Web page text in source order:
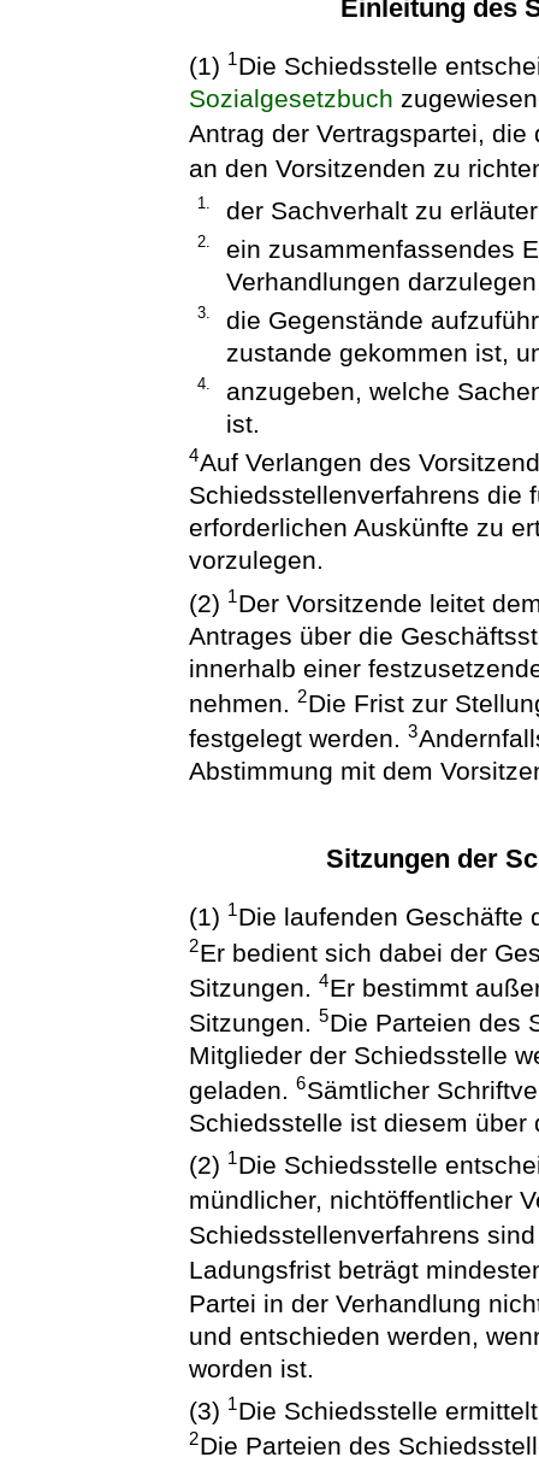
Einleitung des
(1) 1Die Schiedsstelle
Sozialgesetzbuch
Antrag der Vertragspartei,
an den Vorsitzenden zu
1. der Sachverhalt zu
2.
ein zusammenfassendes
Verhandlungen
3.
die Gegenstände
zustande gekommen ist,
4.
anzugeben, welche
ist.
4Auf Verlangen des
Schiedsstellenverfahrens die
erforderlichen Auskünfte zu
vorzulegen.
(2) 1Der Vorsitzende leitet
Antrages über die
innerhalb einer
nehmen.2Die Frist zur
festgelegt werden.3
Abstimmung mit dem
Sitzungen der
(1) 1Die laufenden Geschäfte
2Er bedient sich dabei der
Sitzungen.4Er bestimmt
Sitzungen.5Die Parteien des
Mitglieder der Schiedsstelle
geladen.6Sämtlicher
Schiedsstelle ist diesem
(2) 1Die Schiedsstelle
mündlicher, nichtöffentlicher
Schiedsstellenverfahrens
Ladungsfrist beträgt
Partei in der Verhandlung
und entschieden werden,
worden ist.
(3) 1Die Schiedsstelle
2Die Parteien des